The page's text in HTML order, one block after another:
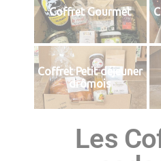
Coffret Gourmet
Coffret Petit déjeuner
drômois
Les